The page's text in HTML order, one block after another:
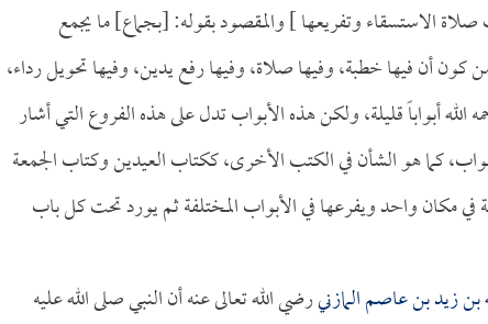
صلاة الاستسقاء وتفريعها ] والمقصود بقوله: [بجماع] ما يجمع
كون أن فيها خطبة، وفيها صلاة، وفيها رفع يدين، وفيها تحويل رداء،
الله أبواباً قليلة، ولكن هذه الأبواب تدل على هذه الفروع التي أشار
كما هو الشأن في الكتب الأخرى، ككتاب العيدين وكتاب الجمعة
في مكان واحد ويفرعها في الأبواب المختلفة ثم يورد تحت كل باب
بن زيد بن عاصم المازنيرضي الله تعالى عنه أن النبي صلى الله عليه